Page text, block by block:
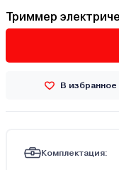
Триммер
В избранное
Комплектация: